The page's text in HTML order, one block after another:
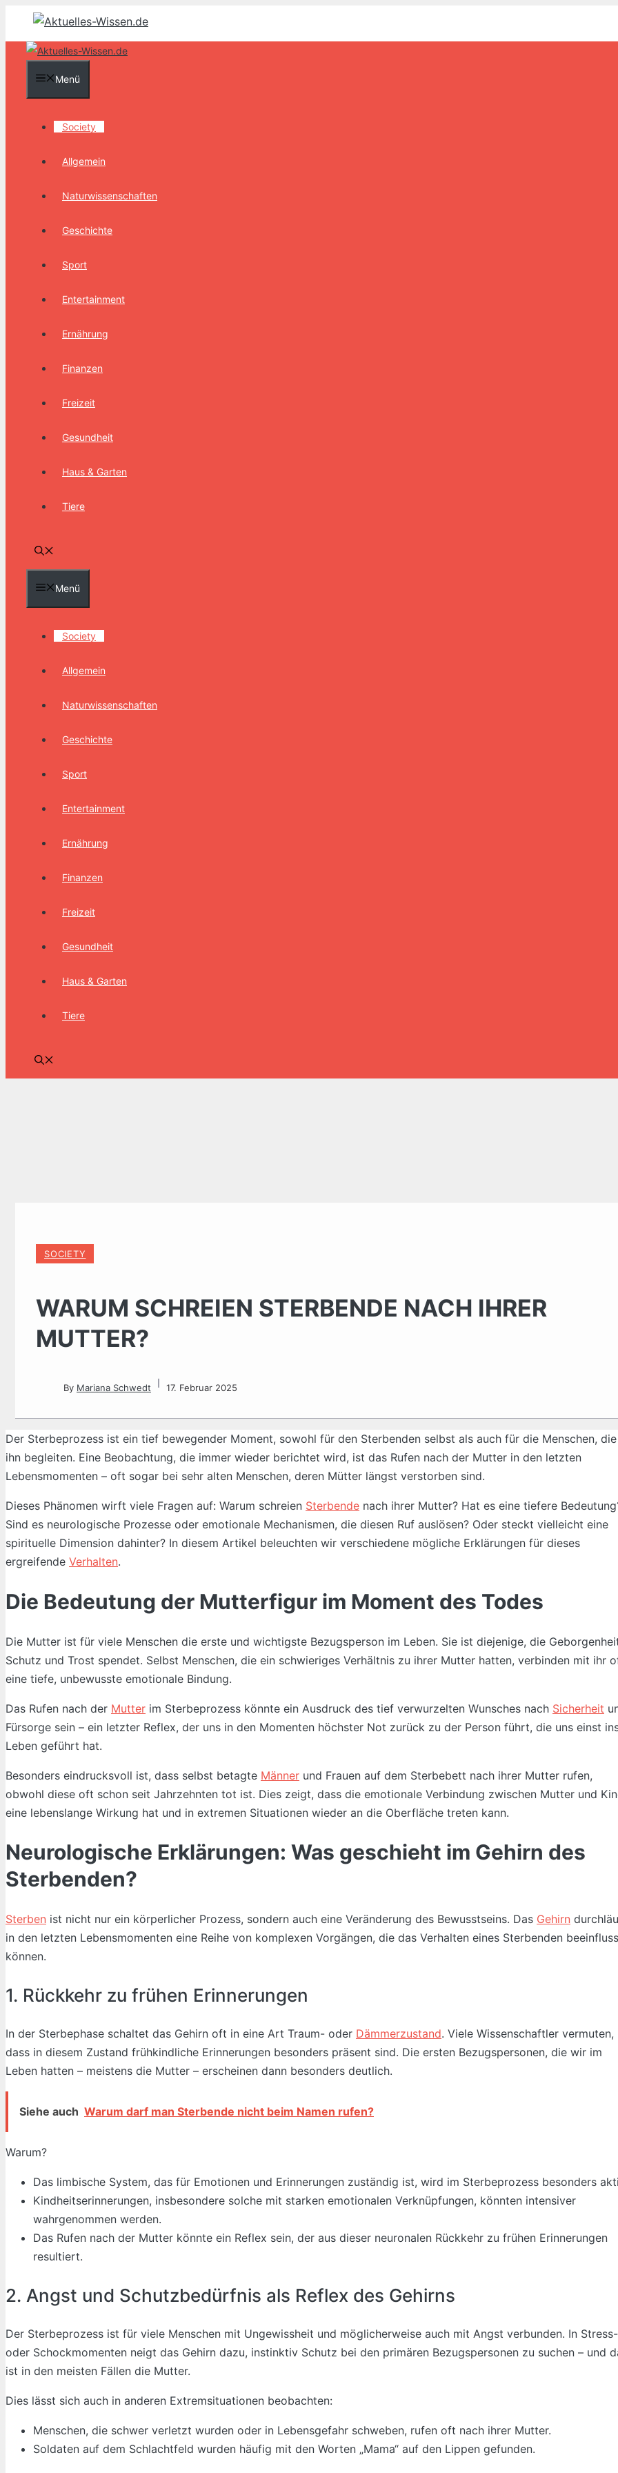
springen
Menü
Society
Allgemein
Naturwissenschaften
Geschichte
Sport
Entertainment
Ernährung
Finanzen
Freizeit
Gesundheit
Haus & Garten
Tiere
Menü
Society
Allgemein
Naturwissenschaften
Geschichte
Sport
Entertainment
Ernährung
Finanzen
Freizeit
Gesundheit
Haus & Garten
Tiere
SOCIETY
WARUM SCHREIEN STERBENDE NACH IHRER
MUTTER?
By Mariana Schwedt 17. Februar 2025
Der Sterbeprozess ist ein tief bewegender Moment, sowohl für den Sterbenden selbst als auch für die Menschen, die
ihn begleiten. Eine Beobachtung, die immer wieder berichtet wird, ist das Rufen nach der Mutter in den letzten
Lebensmomenten – oft sogar bei sehr alten Menschen, deren Mütter längst verstorben sind.
Dieses Phänomen wirft viele Fragen auf: Warum schreien Sterbende nach ihrer Mutter? Hat es eine tiefere
Sind es neurologische Prozesse oder emotionale Mechanismen, die diesen Ruf auslösen? Oder steckt vielleicht eine
spirituelle Dimension dahinter? In diesem Artikel beleuchten wir verschiedene mögliche Erklärungen für dieses
ergreifende Verhalten.
Die Bedeutung der Mutterfigur im Moment des Todes
Die Mutter ist für viele Menschen die erste und wichtigste Bezugsperson im Leben. Sie ist diejenige, die
Schutz und Trost spendet. Selbst Menschen, die ein schwieriges Verhältnis zu ihrer Mutter hatten, verbinden mit ihr
eine tiefe, unbewusste emotionale Bindung.
Das Rufen nach der Mutter im Sterbeprozess könnte ein Ausdruck des tief verwurzelten Wunsches nach Sicherheit
Fürsorge sein – ein letzter Reflex, der uns in den Momenten höchster Not zurück zu der Person führt, die uns einst
Leben geführt hat.
Besonders eindrucksvoll ist, dass selbst betagte Männer und Frauen auf dem Sterbebett nach ihrer Mutter rufen,
obwohl diese oft schon seit Jahrzehnten tot ist. Dies zeigt, dass die emotionale Verbindung zwischen Mutter und
eine lebenslange Wirkung hat und in extremen Situationen wieder an die Oberfläche treten kann.
Neurologische Erklärungen: Was geschieht im Gehirn des
Sterbenden?
Sterben ist nicht nur ein körperlicher Prozess, sondern auch eine Veränderung des Bewusstseins. Das Gehirn
in den letzten Lebensmomenten eine Reihe von komplexen Vorgängen, die das Verhalten eines Sterbenden
können.
1. Rückkehr zu frühen Erinnerungen
In der Sterbephase schaltet das Gehirn oft in eine Art Traum- oder Dämmerzustand. Viele Wissenschaftler vermuten,
dass in diesem Zustand frühkindliche Erinnerungen besonders präsent sind. Die ersten Bezugspersonen, die wir im
Leben hatten – meistens die Mutter – erscheinen dann besonders deutlich.
Siehe auch Warum darf man Sterbende nicht beim Namen rufen?
Warum?
Das limbische System, das für Emotionen und Erinnerungen zuständig ist, wird im Sterbeprozess besonders
Kindheitserinnerungen, insbesondere solche mit starken emotionalen Verknüpfungen, könnten intensiver
wahrgenommen werden.
Das Rufen nach der Mutter könnte ein Reflex sein, der aus dieser neuronalen Rückkehr zu frühen Erinnerungen
resultiert.
2. Angst und Schutzbedürfnis als Reflex des Gehirns
Der Sterbeprozess ist für viele Menschen mit Ungewissheit und möglicherweise auch mit Angst verbunden. In Stress-
oder Schockmomenten neigt das Gehirn dazu, instinktiv Schutz bei den primären Bezugspersonen zu suchen – und
ist in den meisten Fällen die Mutter.
Dies lässt sich auch in anderen Extremsituationen beobachten:
Menschen, die schwer verletzt wurden oder in Lebensgefahr schweben, rufen oft nach ihrer Mutter.
Soldaten auf dem Schlachtfeld wurden häufig mit den Worten „Mama“ auf den Lippen gefunden.